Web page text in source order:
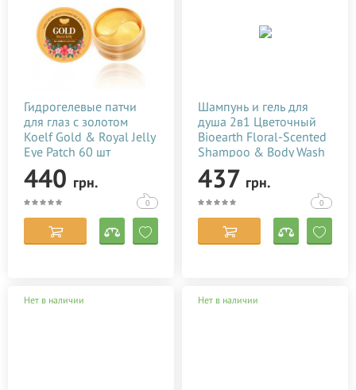
Гидрогелевые патчи
для глаз с золотом
Koelf Gold & Royal Jelly
Eye Patch 60 шт
440 грн.
0
Шампунь и гель для
душа 2в1 Цветочный
Bioearth Floral-Scented
Shampoo & Body Wash
500 мл
437 грн.
0
Нет в наличии Нет в наличии